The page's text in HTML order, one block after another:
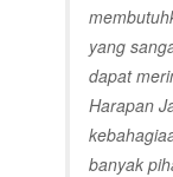
yang
dapat
Harapan
banyak